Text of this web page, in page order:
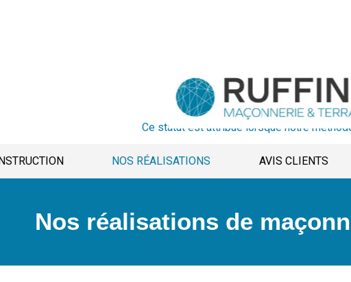
Ce statut est attribué lorsque notre
NOS RÉALISATIONS AVIS CLIENTS
Nos réalisations de